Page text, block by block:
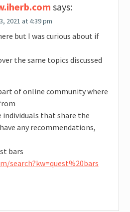
says:
2021 at 4:39 pm
but I was curious about if
the same topics discussed
of online community where
that share the
any recommendations,
bars
search?kw=quest%20bars